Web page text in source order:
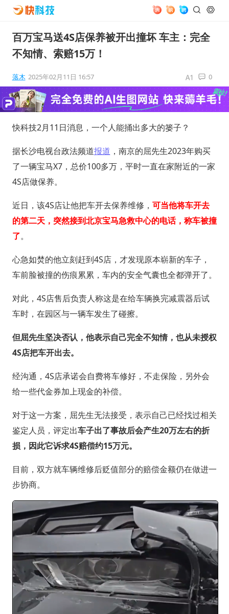
百万宝马送4S店保养被开出撞坏 车主：完全
不知情、索赔15万！
落木 2025年02月11日 16:57 0
快科技2月11日消息，一个人能捅出多大的篓子？
据长沙电视台政法频道报道 ，南京的屈先生2023年购买
了一辆宝马X7，总价100多万，平时一直在家附近的一家
4S店做保养。
近日，该4S店让他把车开去保养维修， 可当他将车开去
的第二天，突然接到北京宝马急救中心的电话，称车被撞
了。
心急如焚的他立刻赶到4S店，才发现原本崭新的车子，
车前脸被撞的伤痕累累，车内的安全气囊也全都弹开了。
对此，4S店售后负责人称这是在给车辆换完减震器后试
车时，在园区与一辆车发生了碰擦。
但屈先生坚决否认，他表示自己完全不知情，也从未授权
4S店把车开出去。
经沟通，4S店承诺会自费将车修好，不走保险，另外会
给一些代金券加上现金的补偿。
对于这一方案，屈先生无法接受，表示自己已经找过相关
鉴定人员，评定出车子出了事故后会产生20万左右的折
损，因此它诉求4S赔偿约15万元。
目前，双方就车辆维修后贬值部分的赔偿金额仍在做进一
步协商。